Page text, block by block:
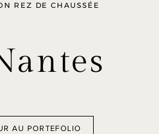
REZ DE CHAUSSÉE
AU PORTEFOLIO